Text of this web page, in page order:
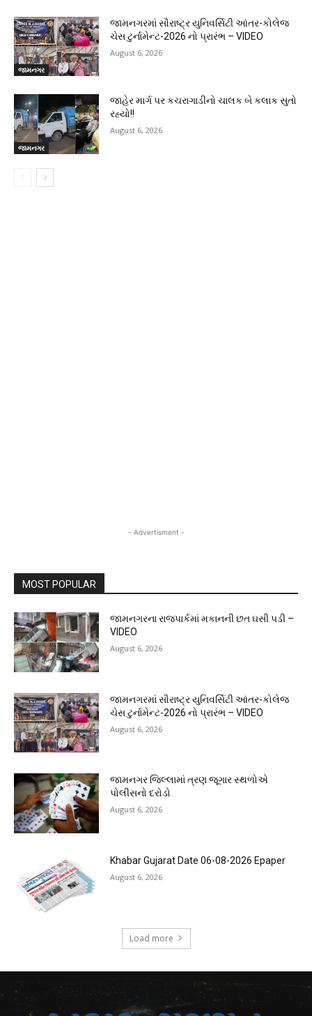
જામનગર
જામનગરમાં સૌરાષ્ટ્ર યુનિવર્સિટી આંતર-કોલેજ
ચેસ ટુર્નામેન્ટ-2026 નો પ્રારંભ – VIDEO
August 6, 2026
જામનગર
જાહેર માર્ગ પર કચરાગાડીનો ચાલક બે કલાક સુતો
રહ્યો!!
August 6, 2026
- Advertisment -
MOST POPULAR
જામનગરના રાજપાર્કમાં મકાનની છત ઘસી પડી –
VIDEO
August 6, 2026
જામનગરમાં સૌરાષ્ટ્ર યુનિવર્સિટી આંતર-કોલેજ
ચેસ ટુર્નામેન્ટ-2026 નો પ્રારંભ – VIDEO
August 6, 2026
જામનગર જિલ્લામાં ત્રણ જૂગાર સ્થળોએ
પોલીસનો દરોડો
August 6, 2026
Khabar Gujarat Date 06-08-2026 Epaper
August 6, 2026
Load more